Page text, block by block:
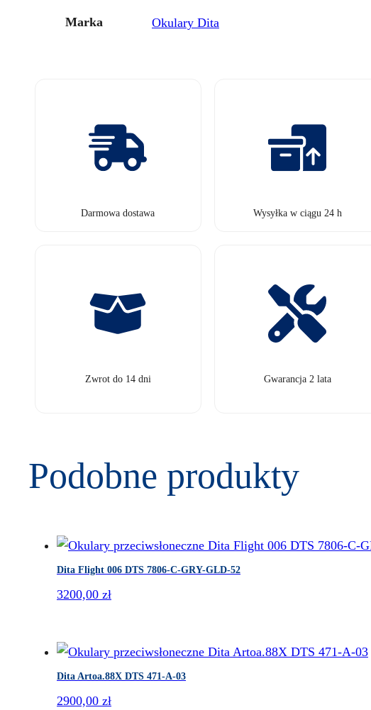
Marka Okulary Dita
Darmowa dostawa Wysyłka w ciągu 24 h
Zwrot do 14 dni Gwarancja 2 lata
Podobne produkty
Dita Flight 006 DTS 7806-C-GRY-GLD-52
3200,00 zł
Dita Artoa.88X DTS 471-A-03
2900,00 zł